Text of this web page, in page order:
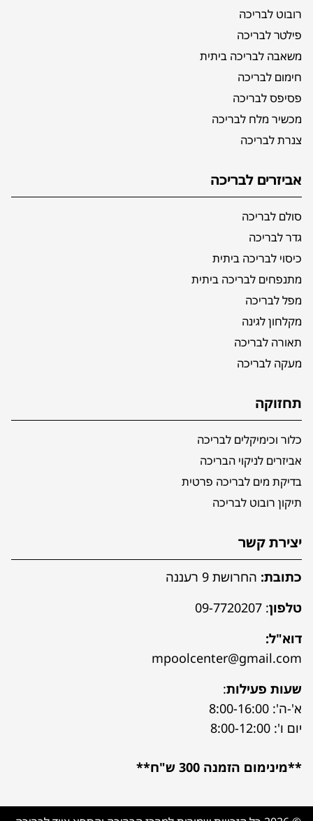
רובוט לבריכה
פילטר לבריכה
משאבה לבריכה ביתית
חימום לבריכה
פסיפס לבריכה
מכשיר מלח לבריכה
צנרת לבריכה
אביזרים לבריכה
סולם לבריכה
גדר לבריכה
כיסוי לבריכה ביתית
מתנפחים לבריכה ביתית
מפל לבריכה
מקלחון לגינה
תאורה לבריכה
מעקה לבריכה
תחזוקה
כלור וכימיקלים לבריכה
אביזרים לניקוי הבריכה
בדיקת מים לבריכה פרטית
תיקון רובוט לבריכה
יצירת קשר
כתובת: החרושת 9 רעננה
טלפון:
09-7720207
דוא"ל:
mpoolcenter@gmail.com
שעות פעילות:
א'-ה': 8:00-16:00
יום ו': 8:00-12:00
**מינימום הזמנה 300 ש"ח**